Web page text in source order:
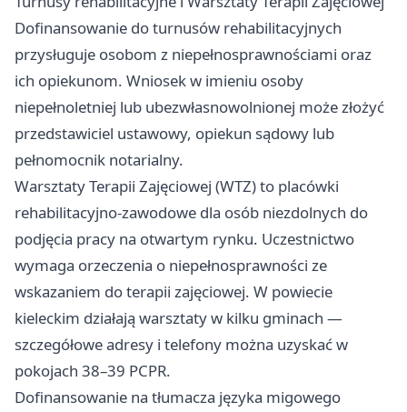
Dofinansowanie do turnusów rehabilitacyjnych
przysługuje osobom z niepełnosprawnościami oraz
ich opiekunom. Wniosek w imieniu osoby
niepełnoletniej lub ubezwłasnowolnionej może złożyć
przedstawiciel ustawowy, opiekun sądowy lub
pełnomocnik notarialny.
Warsztaty Terapii Zajęciowej (WTZ) to placówki
rehabilitacyjno-zawodowe dla osób niezdolnych do
podjęcia pracy na otwartym rynku. Uczestnictwo
wymaga orzeczenia o niepełnosprawności ze
wskazaniem do terapii zajęciowej. W powiecie
kieleckim działają warsztaty w kilku gminach —
szczegółowe adresy i telefony można uzyskać w
pokojach 38–39 PCPR.
Dofinansowanie na tłumacza języka migowego